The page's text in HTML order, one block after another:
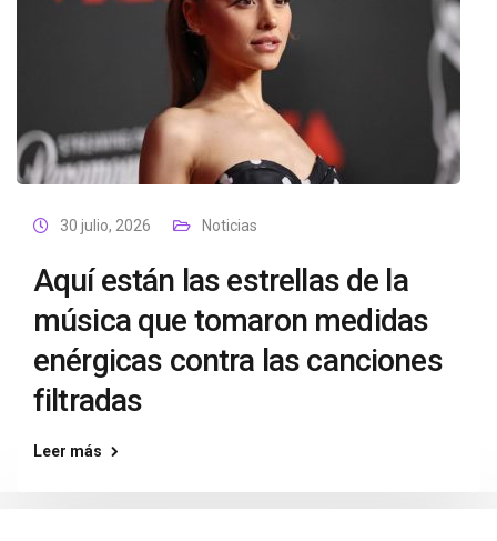
30 julio, 2026 Noticias
Aquí están las estrellas de la
música que tomaron medidas
enérgicas contra las canciones
filtradas
Leer más